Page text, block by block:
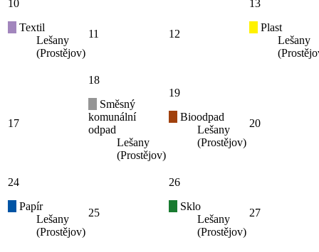
10
Textil
Lešany
(Prostějov)
11 12
13
Plast
Lešany
17
18
Směsný
komunální
odpad
Lešany
(Prostějov)
19
Bioodpad
Lešany
(Prostějov)
20
24
Papír
Lešany
(Prostějov)
25
26
Sklo
Lešany
(Prostějov)
27